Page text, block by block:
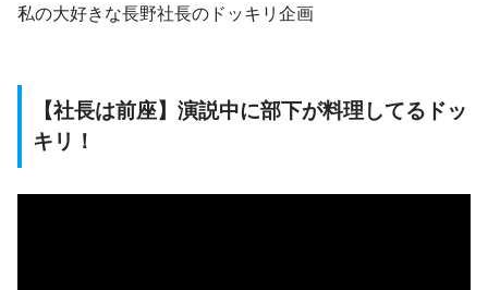
私の大好きな長野社長のドッキリ企画
【社長は前座】演説中に部下が料理してるドッ
キリ！